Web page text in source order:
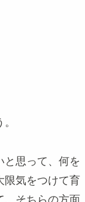
と思って、何を
限気をつけて育
、そちらの方面